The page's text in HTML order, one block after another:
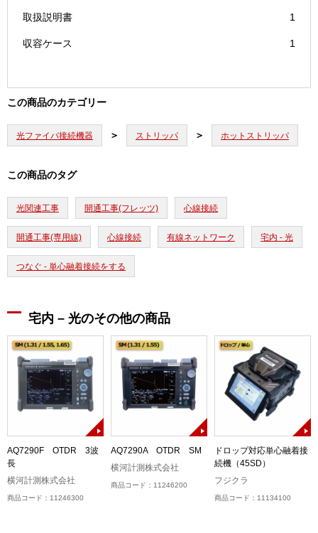
取扱説明書 1
収容ケース 1
この商品のカテゴリー
光ファイバ接続機器 ストリッパ ホットストリッパ
この商品のタグ
光関連工事 開通工事(フレッツ) 心線接続
開通工事(専用線) 心線接続 有線ネットワーク 宅内 - 光
つなぐ - 単心融着接続をする
宅内 – 光のその他の商品
AQ7290F OTDR 3波
長
横河計測株式会社
商品コード：11246300
AQ7290A OTDR SM
横河計測株式会社
商品コード：11246200
ドロップ対応単心融着接
続機（45SD）
フジクラ
商品コード：11134100